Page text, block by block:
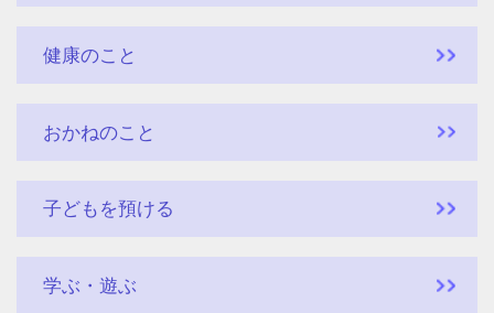
健康のこと
おかねのこと
子どもを預ける
学ぶ・遊ぶ